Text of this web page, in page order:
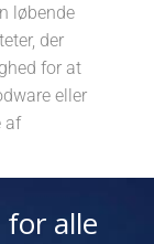
løbende
der
for at
eller
af
alle